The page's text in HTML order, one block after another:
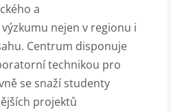
a
nejen v regionu i
Centrum disponuje
technikou pro
se snaží studenty
projektů